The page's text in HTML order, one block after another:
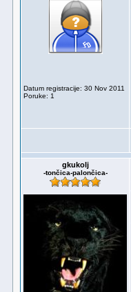
Datum registracije: 30 Nov 2011
Poruke: 1
gkukolj
-tončica-palončica-